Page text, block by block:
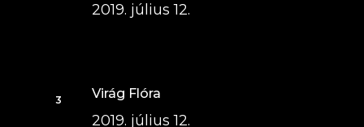
2019. július 12.
Virág Flóra
2019. július 12.